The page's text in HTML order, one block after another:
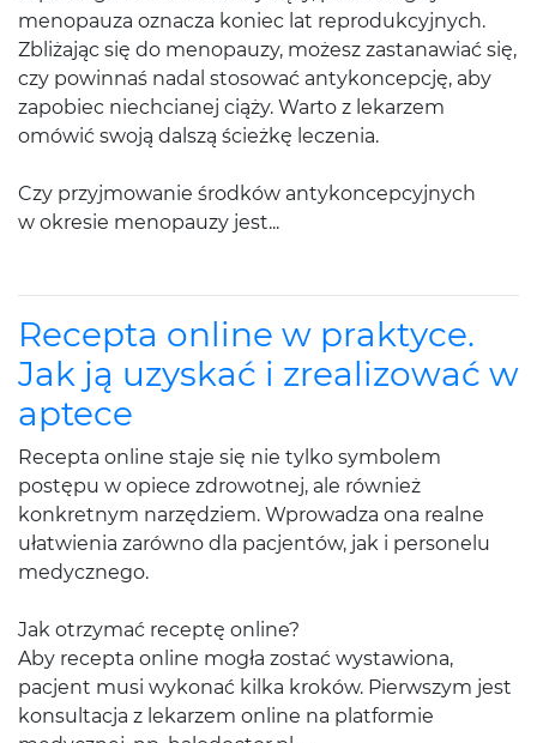
menopauza oznacza koniec lat reprodukcyjnych.
Zbliżając się do menopauzy, możesz zastanawiać się,
czy powinnaś nadal stosować antykoncepcję, aby
zapobiec niechcianej ciąży. Warto z lekarzem
omówić swoją dalszą ścieżkę leczenia.
Czy przyjmowanie środków antykoncepcyjnych
w okresie menopauzy jest...
Recepta online w praktyce.
Jak ją uzyskać i zrealizować w
aptece
Recepta online staje się nie tylko symbolem
postępu w opiece zdrowotnej, ale również
konkretnym narzędziem. Wprowadza ona realne
ułatwienia zarówno dla pacjentów, jak i personelu
medycznego.
Jak otrzymać receptę online?
Aby recepta online mogła zostać wystawiona,
pacjent musi wykonać kilka kroków. Pierwszym jest
konsultacja z lekarzem online na platformie